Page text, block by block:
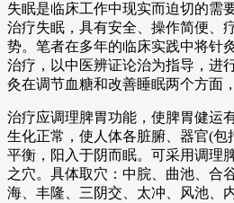
失眠是临床工作中现实而迫切的需
治疗失眠，具有安全、操作简便、
势。笔者在多年的临床实践中将针
治疗，以中医辨证论治为指导，进
灸在调节血糖和改善睡眠两个方面
治疗应调理脾胃功能，使脾胃健运
生化正常，使人体各脏腑、器官(包
平衡，阳入于阴而眠。可采用调理
之穴。具体取穴：中脘、曲池、合
海、丰隆、三阴交、太冲、风池、